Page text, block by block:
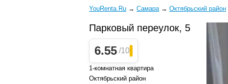
YouRenta.Ru → Самара → Октябрьский район
Парковый переулок, 5
6.55 /10
1-комнатная квартира
Октябрьский район